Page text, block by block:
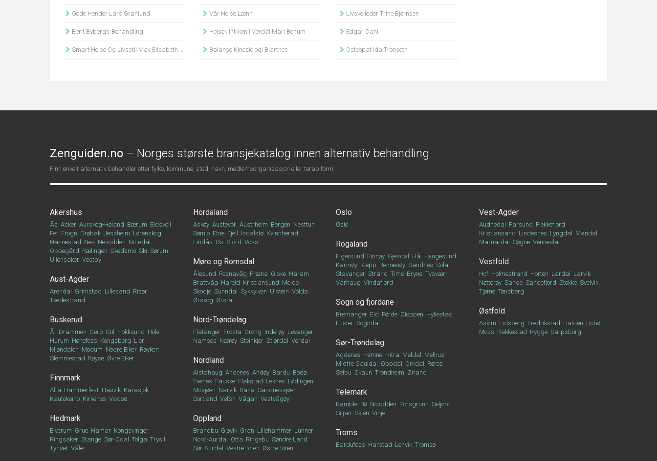
Gode Hender Lars Granlund
Berit Byberg’s Behandling
Smart Helse Og Livsstil May Elisabeth Hovik
Vår Helse Lænn
Helseklinikken I Verdal Mari Benum
Balanse Kinesiologi Bjartnes
Livsveileder Trine Bjørnsen
Edgar Dahl
Osteopat Ida Tronseth
Zenguiden.no – Norges største bransjekatalog innen alternativ behandling
Finn enkelt alternativ behandler etter fylke, kommune, sted, navn, medlemsorganisasjon eller terapiform.
Akershus
Ås Asker Aurskog-Høland Bærum Eidsvoll
Fet Frogn Drøbak Jessheim Lørenskog
Nannestad Nes Nesodden Nittedal
Oppegård Rælingen Skedsmo Ski Sørum
Ullensaker Vestby
Aust-Agder
Arendal Grimstad Lillesand Risør
Tvedestrand
Buskerud
Ål Drammen Geilo Gol Hokksund Hole
Hurum Hønefoss Kongsberg Lier
Mjøndalen Modum Nedre Eiker Røyken
Slemmestad Røyse Øvre Eiker
Finnmark
Alta Hammerfest Hasvik Karasjok
Kautokeino Kirkenes Vadsø
Hedmark
Elverum Grue Hamar Kongsvinger
Ringsaker Stange Sør-Odal Tolga Trysil
Tynset Våler
Hordaland
Askøy Austevoll Austrheim Bergen Nesttun
Bømlo Etne Fjell Isdalstø Kvinnherad
Lindås Os Stord Voss
Møre og Romsdal
Ålesund Fosnavåg Fræna Giske Haram
Brattvåg Hareid Kristiansund Molde
Skodje Sunndal Sykkylven Ulstein Volda
Ørskog Ørsta
Nord-Trøndelag
Flatanger Frosta Grong Inderøy Levanger
Namsos Nærøy Steinkjer Stjørdal Verdal
Nordland
Alstahaug Andenes Andøy Bardu Bodø
Evenes Fauske Flakstad Leknes Lødingen
Mosjøen Narvik Rana Sandnessjøen
Sortland Vefsn Vågan Vestvågøy
Oppland
Brandbu Gjøvik Gran Lillehammer Lunner
Nord-Aurdal
Otta Ringebu Søndre Land
Sør-Aurdal
Vestre Toten Østre Toten
Oslo
Oslo
Rogaland
Eigersund Finnøy Gjesdal Hå Haugesund
Karmøy Klepp Rennesøy Sandnes Sola
Stavanger Strand Time Bryne Tysvær
Varhaug Vindafjord
Sogn og fjordane
Bremanger Eid Førde Gloppen Hyllestad
Luster Sogndal
Sør-Trøndelag
Agdenes Hemne Hitra Meldal
Melhus
Midtre Gauldal
Oppdal Orkdal
Røros
Selbu Skaun Trondheim Ørland
Telemark
Bamble Bø Notodden Porsgrunn Seljord
Siljan Skien Vinje
Troms
Bardufoss Harstad Lenvik Tromsø
Vest-Agder
Audnedal Farsund Flekkefjord
Kristiansand Lindesnes Lyngdal
Mandal
Marnardal
Søgne Vennesla
Vestfold
Hof Holmestrand Horten Lardal
Larvik
Nøtterøy Sande Sandefjord Stokke Svelvik
Tjøme Tønsberg
Østfold
Askim Eidsberg Fredrikstad Halden Hobøl
Moss Rakkestad Rygge Sarpsborg